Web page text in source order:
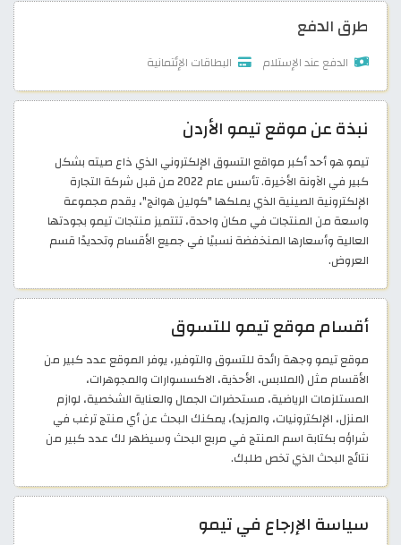
طرق الدفع
الدفع عند الإستلام البطاقات الإئتمانية
نبذة عن موقع تيمو الأردن
تيمو هو أحد أكبر مواقع التسوق الإلكتروني الذي ذاع صيته بشكل
كبير في الآونة الأخيرة. تأسس عام 2022 من قبل شركة التجارة
الإلكترونية الصينية الذي يملكها "كولين هوانج"، يقدم مجموعة
واسعة من المنتجات في مكان واحدة، تتتميز منتجات تيمو بجودتها
العالية وأسعارها المنخفضة نسبيًا في جميع الأقسام وتحديدًا قسم
العروض.
أقسام موقع تيمو للتسوق
موقع تيمو وجهة رائدة للتسوق والتوفير، يوفر الموقع عدد كبير من
الأقسام مثل (الملابس، الأحذية، الاكسسوارات والمجوهرات،
المستلزمات الرياضية، مستحضرات الجمال والعناية الشخصية، لوازم
المنزل، الإلكترونيات، والمزيد)، يمكنك البحث عن أي منتج ترغب في
شراؤه بكتابة اسم المنتج في مربع البحث وسيظهر لك عدد كبير من
نتائج البحث الذي تخص طلبك.
سياسة الإرجاع في تيمو